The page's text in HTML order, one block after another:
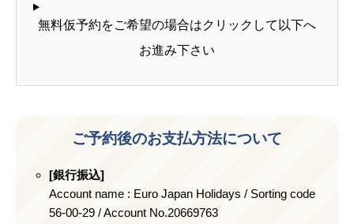
無料仮予約をご希望の場合はクリックして以下へ
お進み下さい
ご予約後のお支払方法について
[銀行振込]
Account name : Euro Japan Holidays / Sorting code
56-00-29 / Account No.20669763